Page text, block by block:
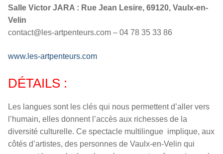
Salle Victor JARA : Rue Jean Lesire, 69120, Vaulx-en-
Velin
contact@les-artpenteurs.com – 04 78 35 33 86
www.les-artpenteurs.com
DÉTAILS :
Les langues sont les clés qui nous permettent d’aller vers
l’humain, elles donnent l’accès aux richesses de la
diversité culturelle. Ce spectacle multilingue implique, aux
côtés d’artistes, des personnes de Vaulx-en-Velin qui